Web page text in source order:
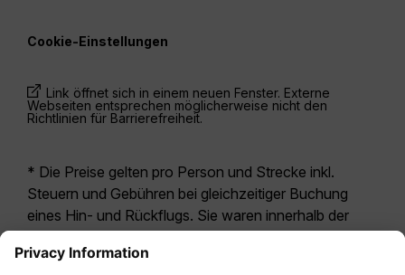
Cookie-Einstellungen
Link öffnet sich in einem neuen Fenster. Externe
Webseiten entsprechen möglicherweise nicht den
Richtlinien für Barrierefreiheit.
* Die Preise gelten pro Person und Strecke inkl.
Steuern und Gebühren bei gleichzeitiger Buchung
eines Hin- und Rückflugs. Sie waren innerhalb der
möglicherweise nicht mehr aktuell. Bei den für die